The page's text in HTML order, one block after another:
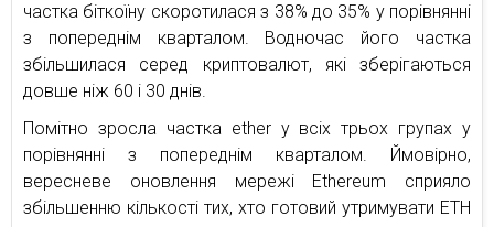
частка біткоїну скоротилася з 38% до 35% у порівнянні
з попереднім кварталом. Водночас його частка
збільшилася серед криптовалют, які зберігаються
довше ніж 60 і 30 днів.
Помітно зросла частка ether у всіх трьох групах у
порівнянні з попереднім кварталом. Ймовірно,
вересневе оновлення мережі Ethereum сприяло
збільшенню кількості тих, хто готовий утримувати ETH